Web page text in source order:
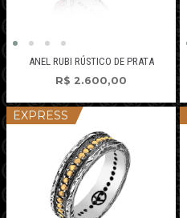
ANEL RUBI RÚSTICO DE PRATA
R$ 2.600,00
EXPRESS